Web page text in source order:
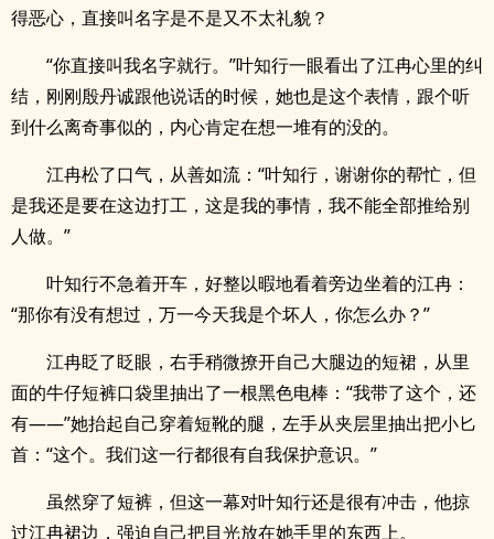
得恶心，直接叫名字是不是又不太礼貌？
“你直接叫我名字就行。”叶知行一眼看出了江冉心里的纠
结，刚刚殷丹诚跟他说话的时候，她也是这个表情，跟个听
到什么离奇事似的，内心肯定在想一堆有的没的。
江冉松了口气，从善如流：“叶知行，谢谢你的帮忙，但
是我还是要在这边打工，这是我的事情，我不能全部推给别
人做。”
叶知行不急着开车，好整以暇地看着旁边坐着的江冉：
“那你有没有想过，万一今天我是个坏人，你怎么办？”
江冉眨了眨眼，右手稍微撩开自己大腿边的短裙，从里
面的牛仔短裤口袋里抽出了一根黑色电棒：“我带了这个，还
有——”她抬起自己穿着短靴的腿，左手从夹层里抽出把小匕
首：“这个。我们这一行都很有自我保护意识。”
虽然穿了短裤，但这一幕对叶知行还是很有冲击，他掠
过江冉裙边，强迫自己把目光放在她手里的东西上。